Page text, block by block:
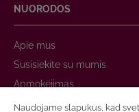
NUORODOS
Apie mus
Susisiekite su mumis
Apmokėjimas
Prekių pristatymas
Naudojame slapukus, kad